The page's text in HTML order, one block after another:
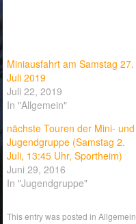
Miniausfahrt am Samstag 27.
Juli 2019
Juli 22, 2019
In "Allgemein"
nächste Touren der Mini- und
Jugendgruppe (Samstag 2.
Juli, 13:45 Uhr, Sportheim)
Juni 29, 2016
In "Jugendgruppe"
This entry was posted inAllgemein